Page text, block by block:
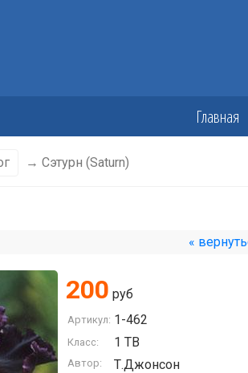
Главная
→ Сэтурн (Saturn)
«
200 руб
Артикул: 1-462
Класс: 1 TB
Автор: Т.Джонсон